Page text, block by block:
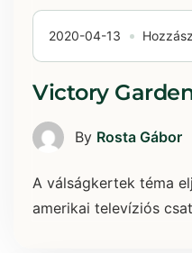
2020-04-13
Victory
By Rosta Gábor
A válságkertek téma
amerikai televíziós